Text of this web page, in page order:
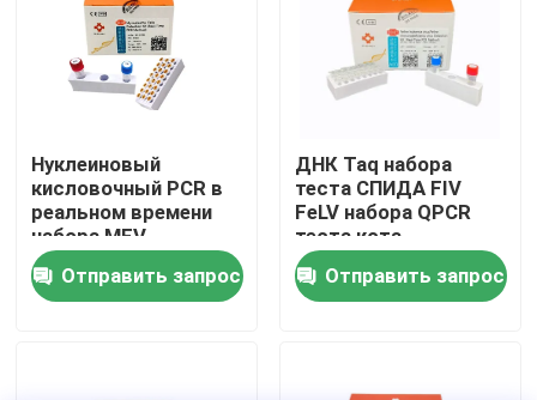
О нас
Путешествие фабрики
Проверка качества
Свяжитесь мы
Нуклеиновый
кисловочный PCR в
реальном времени
набора MFV
обнаружения
микоплазмы
количественный
Отправить запрос
ДНК Taq набора
теста СПИДА FIV
FeLV набора QPCR
теста кота
ветеринарного
лейкова кошачья
Отправить запрос